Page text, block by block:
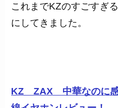
これまでKZのすごすぎ
にしてきました。
KZ ZAX 中華なのに